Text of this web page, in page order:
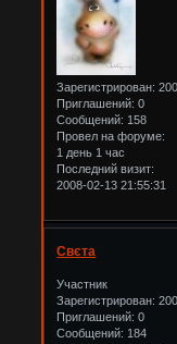
Зарегистрирован:
Приглашений: 0
Сообщений: 158
Провел на форуме:
1 день 1 час
Последний визит:
2008-02-13 21:55:31
Свєта
Участник
Зарегистрирован:
Приглашений: 0
Сообщений: 184